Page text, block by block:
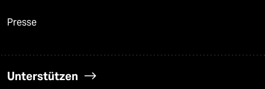
Presse
Unterstützen